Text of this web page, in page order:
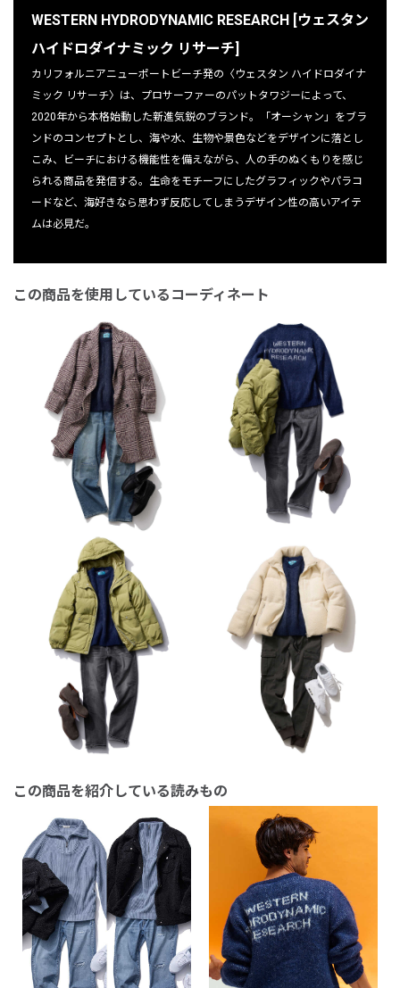
WESTERN HYDRODYNAMIC RESEARCH [ウェスタン
ハイドロダイナミック リサーチ]
カリフォルニアニューポートビーチ発の〈ウェスタン ハイドロダイナ
ミック リサーチ〉は、プロサーファーのパットタワジーによって、
2020年から本格始動した新進気鋭のブランド。「オーシャン」をブラ
ンドのコンセプトとし、海や水、生物や景色などをデザインに落とし
こみ、ビーチにおける機能性を備えながら、人の手のぬくもりを感じ
られる商品を発信する。生命をモチーフにしたグラフィックやパラコ
ードなど、海好きなら思わず反応してしまうデザイン性の高いアイテ
ムは必見だ。
この商品を使用しているコーディネート
この商品を紹介している読みもの